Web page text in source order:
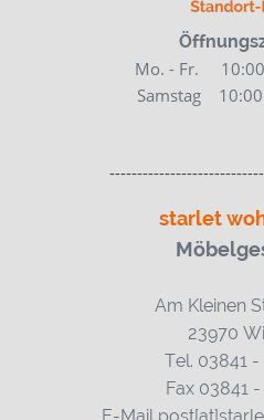
Mo. - Fr. 10:00
Samstag 10:00
starlet
Am Kleinen
23970
Tel. 03841
Fax 03841